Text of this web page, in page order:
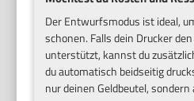
Der Entwurfsmodus ist ideal,
schonen. Falls dein Drucker
unterstützt, kannst du
du automatisch beidseitig
nur deinen Geldbeutel,